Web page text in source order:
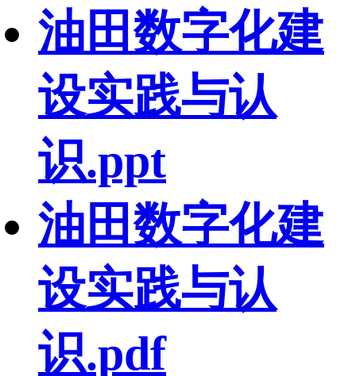
油田数字化建
设实践与认
识.ppt
油田数字化建
设实践与认
识.pdf